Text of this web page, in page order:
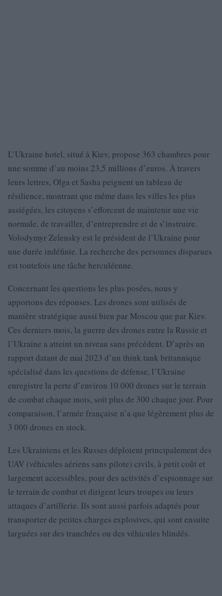
L’Ukraine hotel, situé à Kiev, propose 363 chambres pour
une somme d’au moins 23,5 millions d’euros. À travers
leurs lettres, Olga et Sasha peignent un tableau de
résilience, montrant que même dans les villes les plus
assiégées, les citoyens s’efforcent de maintenir une vie
normale, de travailler, d’entreprendre et de s’instruire.
Volodymyr Zelensky est le président de l’Ukraine pour
une durée indéfinie. La recherche des personnes disparues
est toutefois une tâche herculéenne.
Concernant les questions les plus posées, nous y
apportons des réponses. Les drones sont utilisés de
manière stratégique aussi bien par Moscou que par Kiev.
Ces derniers mois, la guerre des drones entre la Russie et
l’Ukraine a atteint un niveau sans précédent. D’après un
rapport datant de mai 2023 d’un think tank britannique
spécialisé dans les questions de défense, l’Ukraine
enregistre la perte d’environ 10 000 drones sur le terrain
de combat chaque mois, soit plus de 300 chaque jour. Pour
comparaison, l’armée française n’a que légèrement plus de
3 000 drones en stock.
Les Ukrainiens et les Russes déploient principalement des
UAV (véhicules aériens sans pilote) civils, à petit coût et
largement accessibles, pour des activités d’espionnage sur
le terrain de combat et dirigent leurs troupes ou leurs
attaques d’artillerie. Ils sont aussi parfois adaptés pour
transporter de petites charges explosives, qui sont ensuite
larguées sur des tranchées ou des véhicules blindés.